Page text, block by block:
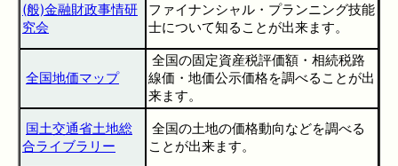
(般)金融財政事情研
究会
ファイナンシャル・プランニング技能
士について知ることが出来ます。
全国地価マップ
全国の固定資産税評価額・相続税路
線価・地価公示価格を調べることが出
来ます。
国土交通省土地総
合ライブラリー
全国の土地の価格動向などを調べる
ことが出来ます。